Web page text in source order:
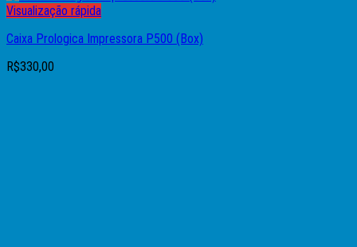
Visualização rápida
Caixa Prologica Impressora P500 (Box)
R$330,00